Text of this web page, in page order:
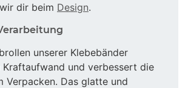
dir beim Design.
unserer Klebebänder
und verbessert die
Verpacken. Das glatte und